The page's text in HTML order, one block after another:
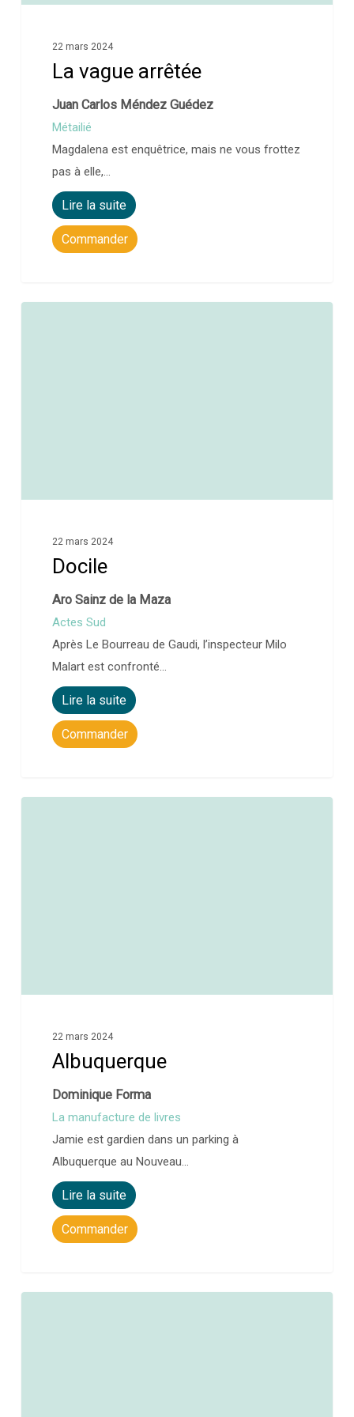
22 mars 2024
La vague arrêtée
Juan Carlos Méndez Guédez
Métailié
Magdalena est enquêtrice, mais ne vous frottez
pas à elle,…
Lire la suite
Commander
22 mars 2024
Docile
Aro Sainz de la Maza
Actes Sud
Après Le Bourreau de Gaudi, l’inspecteur Milo
Malart est confronté…
Lire la suite
Commander
22 mars 2024
Albuquerque
Dominique Forma
La manufacture de livres
Jamie est gardien dans un parking à
Albuquerque au Nouveau…
Lire la suite
Commander